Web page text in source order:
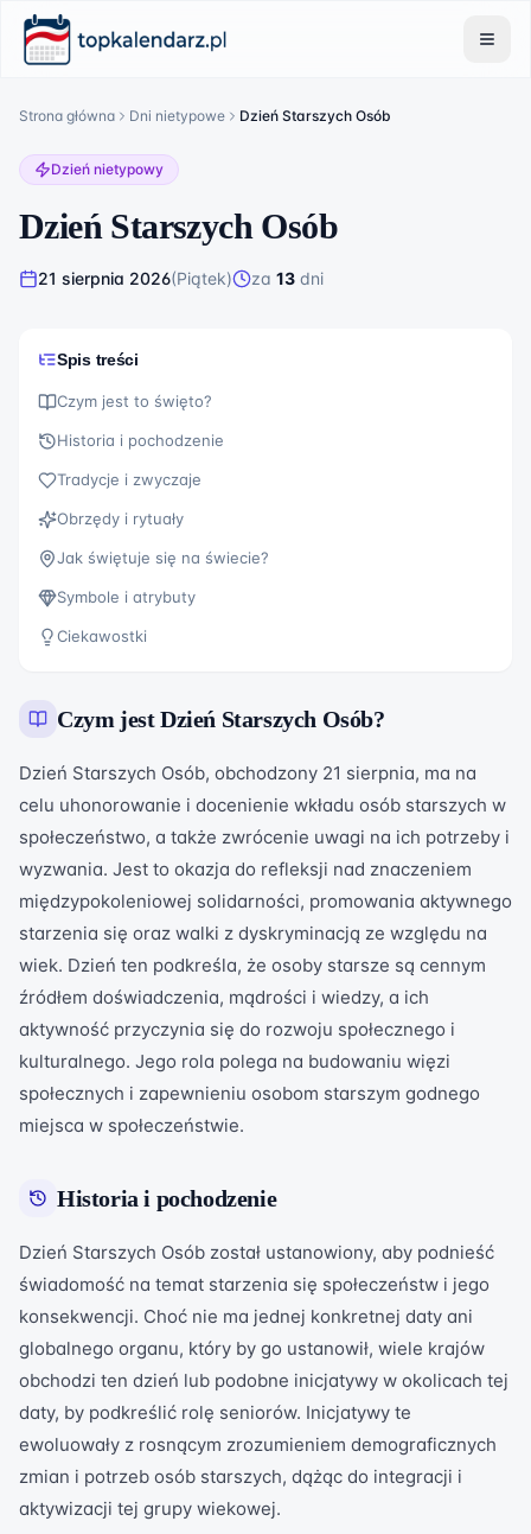
Strona główna Dni nietypowe Dzień Starszych Osób
Dzień nietypowy
Dzień Starszych Osób
21 sierpnia 2026(Piątek) za 13 dni
Spis treści
Czym jest to święto?
Historia i pochodzenie
Tradycje i zwyczaje
Obrzędy i rytuały
Jak świętuje się na świecie?
Symbole i atrybuty
Ciekawostki
Czym jestDzień Starszych Osób?
Dzień Starszych Osób, obchodzony 21 sierpnia, ma na
celu uhonorowanie i docenienie wkładu osób starszych w
społeczeństwo, a także zwrócenie uwagi na ich potrzeby i
wyzwania. Jest to okazja do refleksji nad znaczeniem
międzypokoleniowej solidarności, promowania aktywnego
starzenia się oraz walki z dyskryminacją ze względu na
wiek. Dzień ten podkreśla, że osoby starsze są cennym
źródłem doświadczenia, mądrości i wiedzy, a ich
aktywność przyczynia się do rozwoju społecznego i
kulturalnego. Jego rola polega na budowaniu więzi
społecznych i zapewnieniu osobom starszym godnego
miejsca w społeczeństwie.
Historia i pochodzenie
Dzień Starszych Osób został ustanowiony, aby podnieść
świadomość na temat starzenia się społeczeństw i jego
konsekwencji. Choć nie ma jednej konkretnej daty ani
globalnego organu, który by go ustanowił, wiele krajów
obchodzi ten dzień lub podobne inicjatywy w okolicach tej
daty, by podkreślić rolę seniorów. Inicjatywy te
ewoluowały z rosnącym zrozumieniem demograficznych
zmian i potrzeb osób starszych, dążąc do integracji i
aktywizacji tej grupy wiekowej.